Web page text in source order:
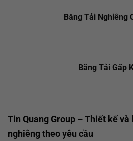
Băng Tải Nghiêng
Băng Tải Gấp
Tin Quang Group – Thiết kế
nghiêng theo yêu cầu